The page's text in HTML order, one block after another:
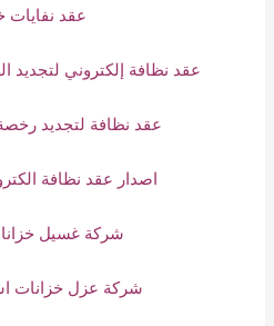
عقد
عقد نظافة إلكتروني لتجديد
عقد نظافة لتجديد رخصة
اصدار عقد نظافة
شركة غسيل
شركة عزل خزانات